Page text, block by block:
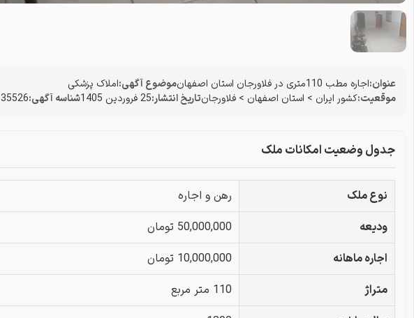
عنوان:اجاره مطب 110متری در فلاورجان استان اصفهان موضوع آگهی:املاک پزشکی
موقعیت:کشور ایران > استان اصفهان > فلاورجانتاریخ انتشار:25 فروردین 1405 شناسه آگهی:35526
جدول وضعیت امکانات ملک
نوع ملک
رهن و اجاره
ودیعه
50,000,000 تومان
اجاره ماهانه
10,000,000 تومان
متراژ
110 متر مربع